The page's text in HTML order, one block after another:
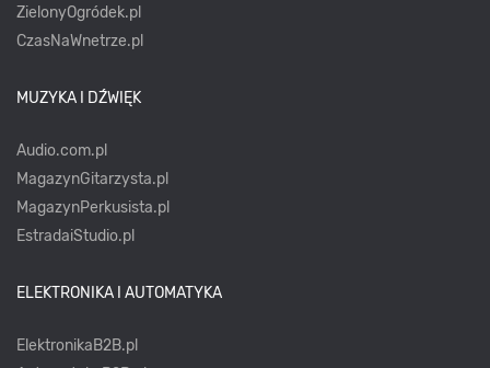
ZielonyOgródek.pl
CzasNaWnetrze.pl
MUZYKA I DŹWIĘK
Audio.com.pl
MagazynGitarzysta.pl
MagazynPerkusista.pl
EstradaiStudio.pl
ELEKTRONIKA I AUTOMATYKA
ElektronikaB2B.pl